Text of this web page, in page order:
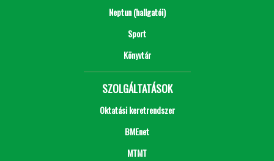
Neptun (hallgatói)
Sport
Könyvtár
SZOLGÁLTATÁSOK
Oktatási keretrendszer
BMEnet
MTMT